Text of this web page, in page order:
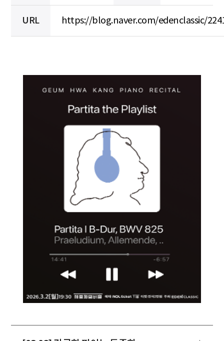
URL https://blog.naver.com/edenclassic/